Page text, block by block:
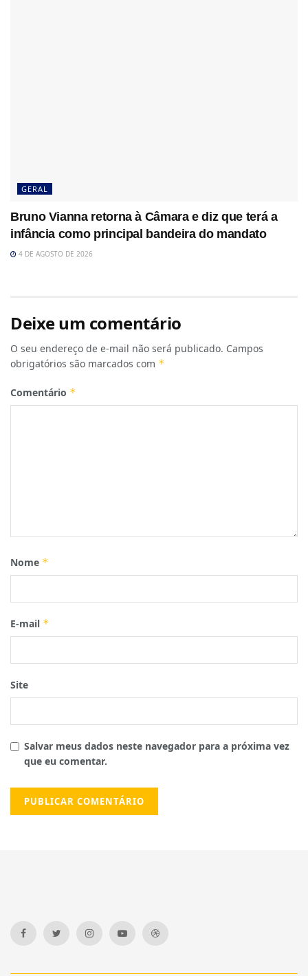
GERAL
Bruno Vianna retorna à Câmara e diz que terá a
infância como principal bandeira do mandato
4 DE AGOSTO DE 2026
Deixe um comentário
O seu endereço de e-mail não será publicado. Campos
obrigatórios são marcados com *
Comentário *
Nome *
E-mail *
Site
Salvar meus dados neste navegador para a próxima vez
que eu comentar.